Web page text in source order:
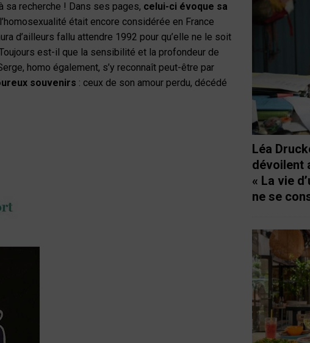
sa recherche ! Dans ses pages, celui-ci évoque sa
était encore considérée en France
d’ailleurs fallu attendre 1992 pour qu’elle ne le soit
est-il que la sensibilité et la profondeur de
homo également, s’y reconnaît peut-être par
souvenirs : ceux de son amour perdu, décédé
Léa
dévoilent
« La vie
ne se